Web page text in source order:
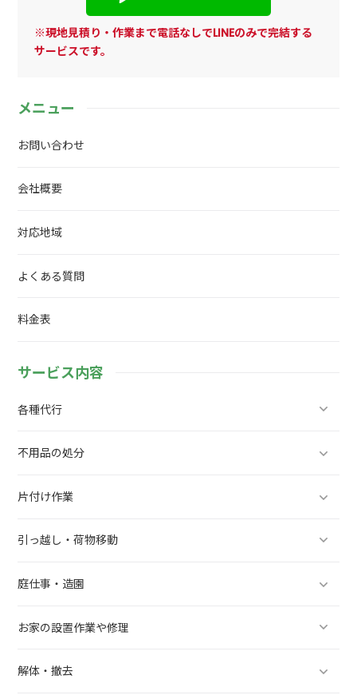
※現地見積り・作業まで電話なしでLINEのみで完結する
サービスです。
メニュー
お問い合わせ
会社概要
対応地域
よくある質問
料金表
サービス内容
各種代行
不用品の処分
片付け作業
引っ越し・荷物移動
庭仕事・造園
お家の設置作業や修理
解体・撤去